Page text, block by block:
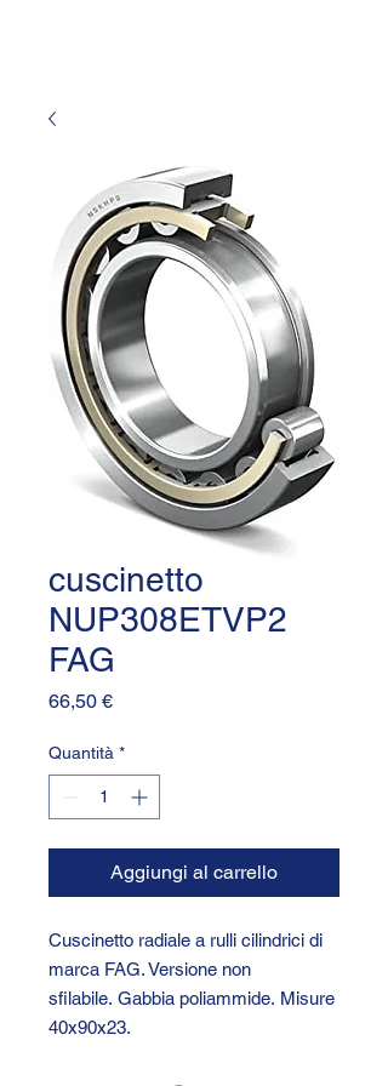
cuscinetto
NUP308ETVP2
FAG
66,50 €Prezzo
Quantità *
Aggiungi al carrello
Cuscinetto radiale a rulli cilindrici di
marca FAG. Versione non
sfilabile. Gabbia poliammide. Misure
40x90x23.